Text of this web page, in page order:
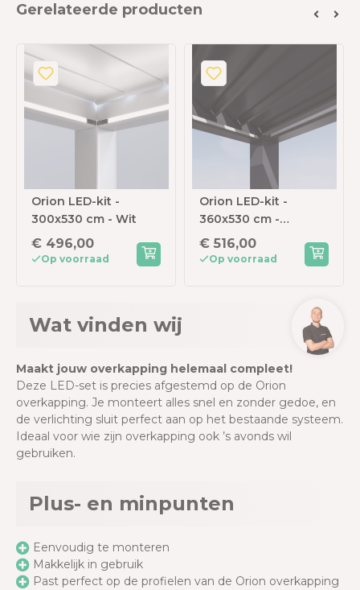
Gerelateerde producten
Orion LED-kit -
300x530 cm - Wit
€ 496,00
Op voorraad
Orion LED-kit -
360x530 cm -
Antraciet
€ 516,00
Op voorraad
Wat vinden wij
Maakt jouw overkapping helemaal compleet!
Deze LED-set is precies afgestemd op de Orion
overkapping. Je monteert alles snel en zonder gedoe, en
de verlichting sluit perfect aan op het bestaande systeem.
Ideaal voor wie zijn overkapping ook ’s avonds wil
gebruiken.
Plus- en minpunten
Eenvoudig te monteren
Makkelijk in gebruik
Past perfect op de profielen van de Orion overkapping